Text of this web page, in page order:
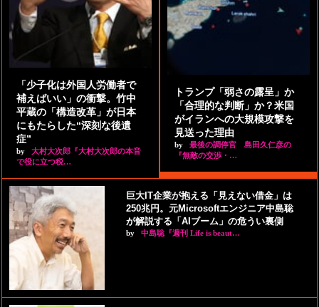
「少子化は外国人労働者で
補えばいい」の衝撃。竹中
平蔵の「構造改革」が日本
にもたらした“深刻な後遺
症”
by
大村大次郎『大村大次郎の本音
で役に立つ税…
トランプ「弱さの露呈」か
「合理的な判断」か？米国
がイランへの大規模攻撃を
見送った理由
by
最後の調停官 島田久仁彦の
『無敵の交渉・…
巨大IT企業が抱える「見えない借金」は
250兆円。元Microsoftエンジニア中島聡
が解説する「AIブーム」の危うい裏側
by 中島聡『週刊 Life is beaut…